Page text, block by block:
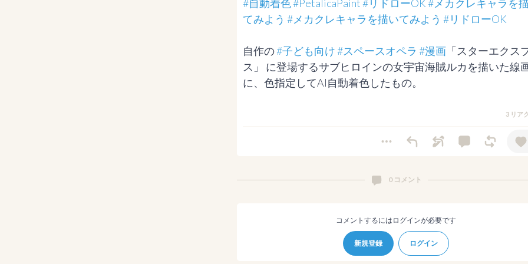
#自動着色#PetalicaPaint#リドローOK#メカクレキャラを
てみよう #メカクレキャラを描いてみよう #リドローOK
自作の #子ども向け#スペースオペラ #漫画 「スターエクス
ス」 に登場するサブヒロインの女宇宙海賊ルカを描いた線
に、色指定してAI自動着色したもの。
3 リア
0 コメント
コメントするにはログインが必要です
新規登録 ログイン